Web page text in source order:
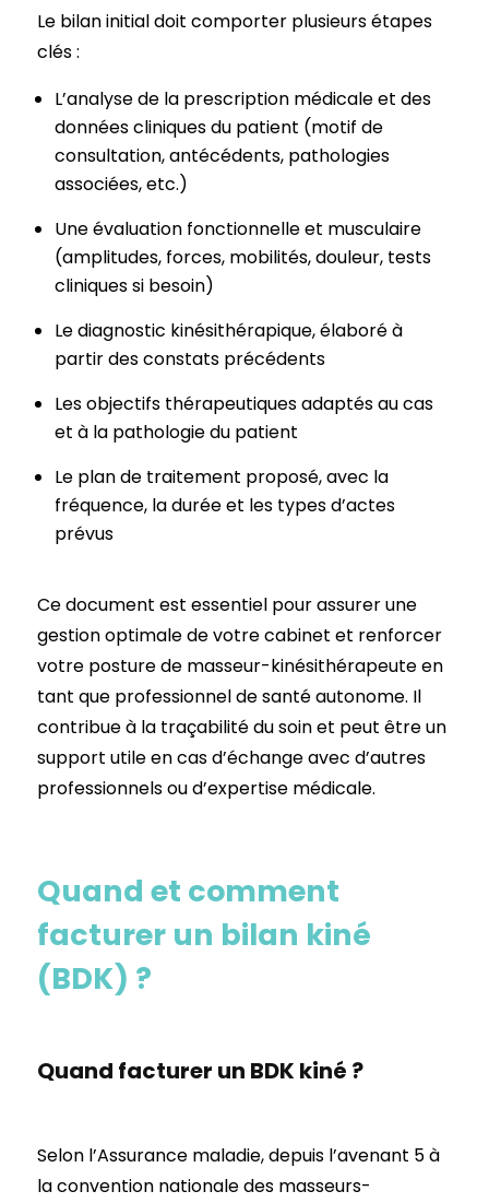
Le bilan initial doit comporter plusieurs étapes
clés :
L’analyse de la prescription médicale et des
données cliniques du patient (motif de
consultation, antécédents, pathologies
associées, etc.)
Une évaluation fonctionnelle et musculaire
(amplitudes, forces, mobilités, douleur, tests
cliniques si besoin)
Le diagnostic kinésithérapique, élaboré à
partir des constats précédents
Les objectifs thérapeutiques adaptés au cas
et à la pathologie du patient
Le plan de traitement proposé, avec la
fréquence, la durée et les types d’actes
prévus
Ce document est essentiel pour assurer une
gestion optimale de votre cabinet et renforcer
votre posture de masseur-kinésithérapeute en
tant que professionnel de santé autonome. Il
contribue à la traçabilité du soin et peut être un
support utile en cas d’échange avec d’autres
professionnels ou d’expertise médicale.
Quand et comment
facturer un bilan kiné
(BDK) ?
Quand facturer un BDK kiné ?
Selon l’Assurance maladie, depuis l’avenant 5 à
la convention nationale des masseurs-